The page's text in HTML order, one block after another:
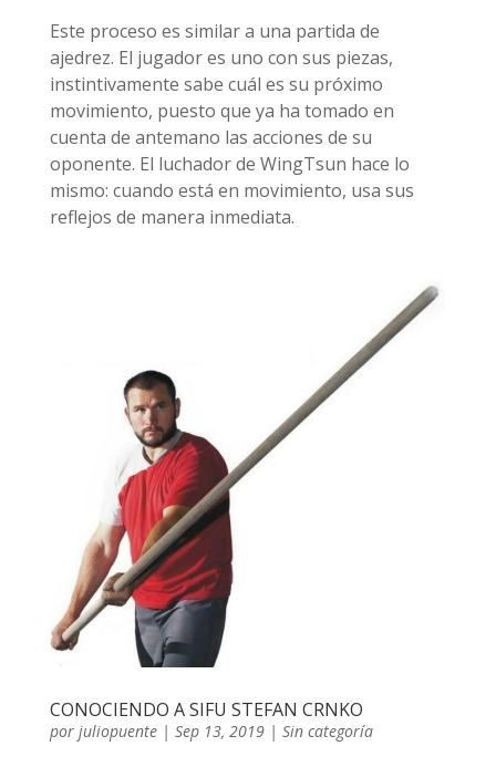
Este proceso es similar a una partida de
ajedrez. El jugador es uno con sus piezas,
instintivamente sabe cuál es su próximo
movimiento, puesto que ya ha tomado en
cuenta de antemano las acciones de su
oponente. El luchador de WingTsun hace lo
mismo: cuando está en movimiento, usa sus
reflejos de manera inmediata.
CONOCIENDO A SIFU STEFAN CRNKO
por juliopuente| Sep 13, 2019| Sin categoría